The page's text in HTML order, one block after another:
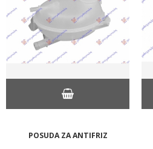
POSUDA ZA ANTIFRIZ